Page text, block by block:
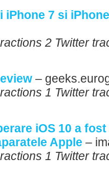
iPhone 7 si
2 Twitter
–
1 Twitter
iOS 10 a
Apple –
1 Twitter